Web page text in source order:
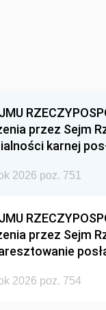
przez Sejm
karnej
2026 poz. 751
przez Sejm
2026 poz. 754